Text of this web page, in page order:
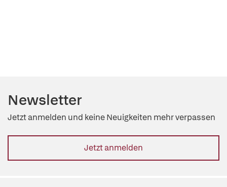
Newsletter
Jetzt anmelden und keine Neuigkeiten mehr verpassen
Jetzt anmelden